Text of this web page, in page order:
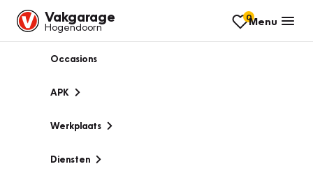
Vakgarage
Hogendoorn
0Menu
Occasions
APK
Werkplaats
Diensten